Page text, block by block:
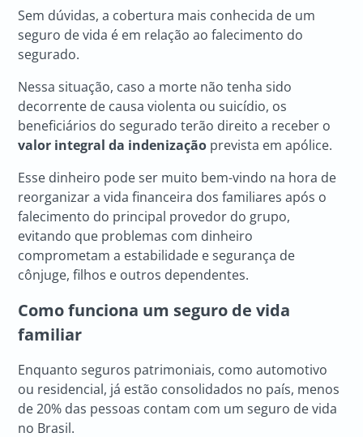
Sem dúvidas, a cobertura mais conhecida de um
seguro de vida é em relação ao falecimento do
segurado.
Nessa situação, caso a morte não tenha sido
decorrente de causa violenta ou suicídio, os
beneficiários do segurado terão direito a receber o
valor integral da indenização prevista em apólice.
Esse dinheiro pode ser muito bem-vindo na hora de
reorganizar a vida financeira dos familiares após o
falecimento do principal provedor do grupo,
evitando que problemas com dinheiro
comprometam a estabilidade e segurança de
cônjuge, filhos e outros dependentes.
Como funciona um seguro de vida
familiar
Enquanto seguros patrimoniais, como automotivo
ou residencial, já estão consolidados no país, menos
de 20% das pessoas contam com um seguro de vida
no Brasil.